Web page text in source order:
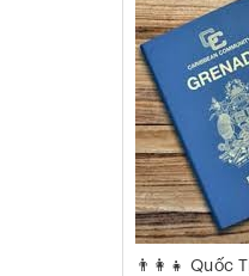
👨‍👩‍👧 Quốc